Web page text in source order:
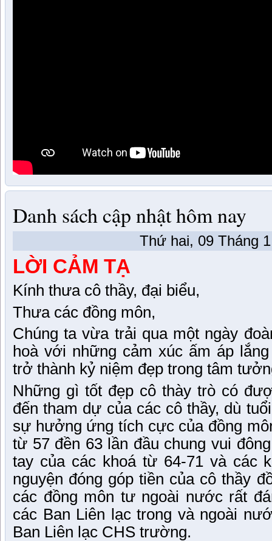
Danh sách cập nhật hôm nay
Thứ hai, 09 Tháng
LỜI CẢM TẠ
Kính thưa cô thầy, đại biểu,
Thưa các đồng môn,
Chúng ta vừa trải qua một ngày
hoà với những cảm xúc ấm áp
trở thành kỷ niệm đẹp trong tâm
Những gì tốt đẹp cô thày trò có
đến tham dự của các cô thầy, dù
sự hưởng ứng tích cực của đồng
từ 57 đền 63 lần đầu chung vui
tay của các khoá từ 64-71 và các
nguyện đóng góp tiền của cô thầy
các đồng môn tư ngoài nước rất
các Ban Liên lạc trong và ngoài
Ban Liên lạc CHS trường.